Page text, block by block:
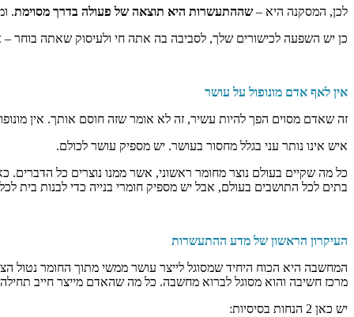
לכן, המסקנה היא – שההתעשרות היא תוצאה של פעולה בדרך מסוימת.
כן יש השפעה לכישורים שלך, לסביבה בה אתה חי ולעיסוק שאתה בוחר –
אין לאף אדם מונופול על עושר
זה שאדם מסוים הפך להיות עשיר, זה לא אומר שזה חוסם אותך. אין
איש אינו נותר עני בגלל מחסור בעושר. יש מספיק עושר לכולם.
כל מה שקיים בעולם נוצר מחומר ראשוני, אשר ממנו נוצרים כל הדברים.
בתים לכל התושבים בעולם, אבל יש מספיק חומרי בנייה כדי לבנות בית
העיקרון הראשון של מדע ההתעשרות
המחשבה היא הכוח היחיד שמסוגל לייצר עושר ממשי מתוך החומר
מרכז חשיבה והוא מסוגל לברוא מחשבה. כל מה שהאדם מייצר חייב
יש כאן 2 הנחות בסיסיות: